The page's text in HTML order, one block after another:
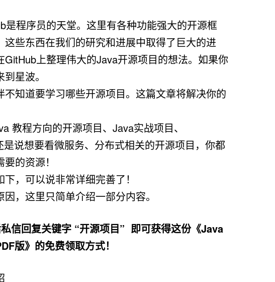
是程序员的天堂。这里有各种功能强大的开源框
这些东西在我们的研究和进展中取得了巨大的进
GitHub上整理伟大的Java开源项目的想法。如果你
星波。
不知道要学习哪些开源项目。这篇文章将解决你的
教程方向的开源项目、Java实战项目、
是说想要看微服务、分布式相关的开源项目，你都
的资源！
，可以说非常详细完善了！
，这里只简单介绍一部分内容。
信回复关键字 “开源项目” 即可获得这份《Java
版》的免费领取方式！